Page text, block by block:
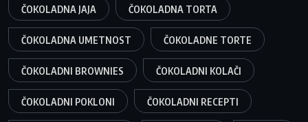
ČOKOLADNA JAJA ČOKOLADNA TORTA
ČOKOLADNA UMETNOST ČOKOLADNE TORTE
ČOKOLADNI BROWNIES ČOKOLADNI KOLAČI
ČOKOLADNI POKLONI ČOKOLADNI RECEPTI